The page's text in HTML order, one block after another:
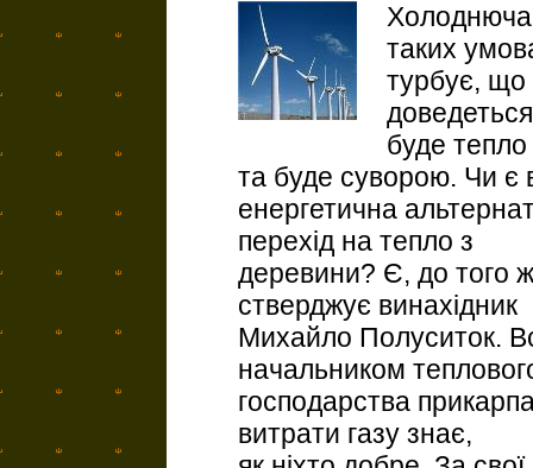
Холоднюча
таких
турбує, що
буде
та буде суворою. Чи є
енергетична
перехід на тепло з
деревини? Є, до того
стверджує винахідник
Михайло Полуситок.
начальником
господарства
витрати газу знає,